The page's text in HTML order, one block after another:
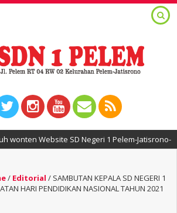
Website SD Negeri 1 Pelem-Jatisrono-Wonogiri
/ Editorial / SAMBUTAN KEPALA SD NEGERI 1
HARI PENDIDIKAN NASIONAL TAHUN 2021